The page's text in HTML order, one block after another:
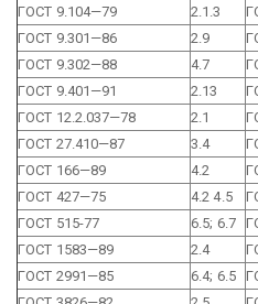
ГОСТ 9.104—79
2.1.3
ГОСТ 9.301—86
2.9
ГОСТ 9.302—88
4.7
ГОСТ 9.401—91
2.13
ГОСТ 12.2.037—78
2.1
ГОСТ 27.410—87
3.4
ГОСТ 166—89
4.2
ГОСТ 427—75
4.2 4.5
ГОСТ 515-77
6.5; 6.7
ГОСТ 1583—89
2.4
ГОСТ 2991—85
6.4; 6.5